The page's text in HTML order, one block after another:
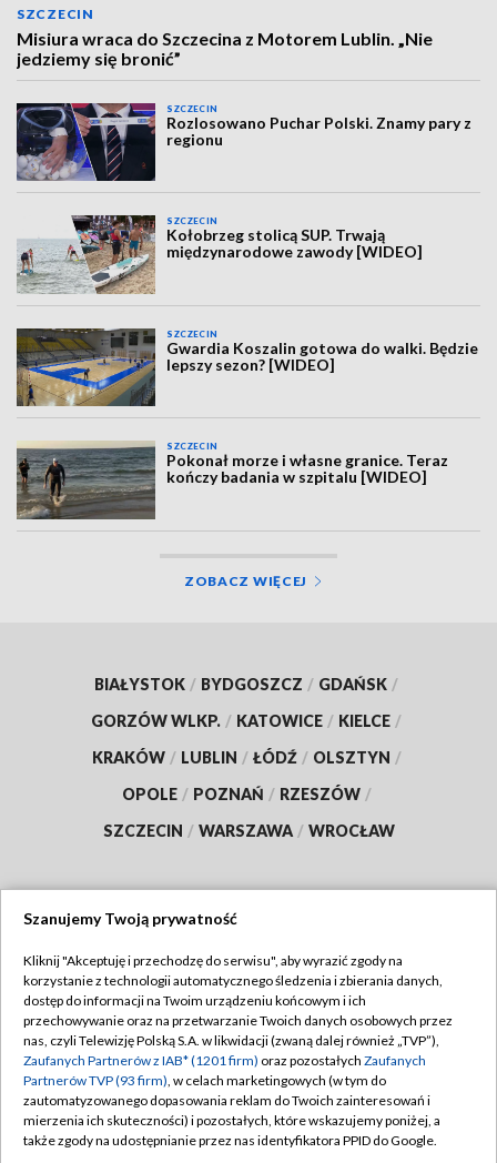
SZCZECIN
Misiura wraca do Szczecina z Motorem Lublin. „Nie
jedziemy się bronić”
SZCZECIN
Rozlosowano Puchar Polski. Znamy pary z
regionu
SZCZECIN
Kołobrzeg stolicą SUP. Trwają
międzynarodowe zawody [WIDEO]
SZCZECIN
Gwardia Koszalin gotowa do walki. Będzie
lepszy sezon? [WIDEO]
SZCZECIN
Pokonał morze i własne granice. Teraz
kończy badania w szpitalu [WIDEO]
ZOBACZ WIĘCEJ
BIAŁYSTOK / BYDGOSZCZ / GDAŃSK /
GORZÓW WLKP. / KATOWICE / KIELCE /
KRAKÓW / LUBLIN / ŁÓDŹ / OLSZTYN /
OPOLE / POZNAŃ / RZESZÓW /
SZCZECIN / WARSZAWA / WROCŁAW
TVP
Abonament TVP
Emisja w TVP
Centrum informacji TVP
Naziemna Telewizja Cyfrowa
Regulamin TVP
Polityka prywatności
Moje zgody
Pomoc
Szanujemy Twoją prywatność
Kliknij "Akceptuję i przechodzę do serwisu", aby wyrazić zgody na
korzystanie z technologii automatycznego śledzenia i zbierania danych,
dostęp do informacji na Twoim urządzeniu końcowym i ich
przechowywanie oraz na przetwarzanie Twoich danych osobowych przez
nas, czyli Telewizję Polską S.A. w likwidacji (zwaną dalej również „TVP”),
Zaufanych Partnerów z IAB* (1201 firm) oraz pozostałych Zaufanych
Partnerów TVP (93 firm), w celach marketingowych (w tym do
zautomatyzowanego dopasowania reklam do Twoich zainteresowań i
mierzenia ich skuteczności) i pozostałych, które wskazujemy poniżej, a
także zgody na udostępnianie przez nas identyfikatora PPID do Google.